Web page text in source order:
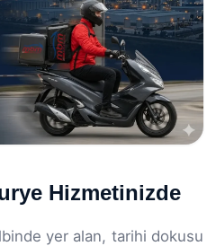
Hizmetinizde
yer alan, tarihi dokusu